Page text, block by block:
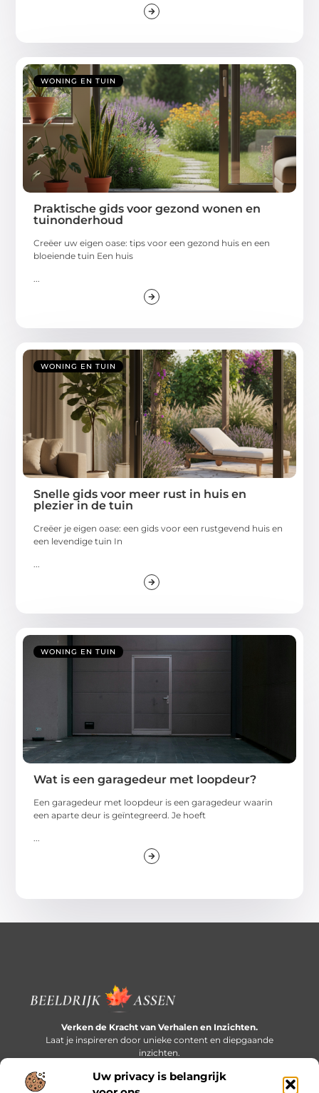
Uw privacy is belangrijk
WONING EN TUIN
Praktische gids voor gezond wonen en
tuinonderhoud
Creëer uw eigen oase: tips voor een gezond huis en een
bloeiende tuin Een huis
...
WONING EN TUIN
Snelle gids voor meer rust in huis en
plezier in de tuin
Creëer je eigen oase: een gids voor een rustgevend huis en
een levendige tuin In
...
WONING EN TUIN
Wat is een garagedeur met loopdeur?
Een garagedeur met loopdeur is een garagedeur waarin
een aparte deur is geïntegreerd. Je hoeft
...
Verken de Kracht van Verhalen en Inzichten.
Laat je inspireren door unieke content en diepgaande
inzichten.
Bericht categorie